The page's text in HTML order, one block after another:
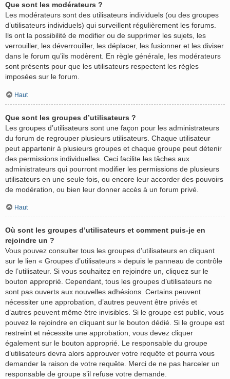
Que sont les modérateurs ?
Les modérateurs sont des utilisateurs individuels (ou des groupes
d’utilisateurs individuels) qui surveillent régulièrement les forums.
Ils ont la possibilité de modifier ou de supprimer les sujets, les
verrouiller, les déverrouiller, les déplacer, les fusionner et les diviser
dans le forum qu’ils modèrent. En règle générale, les modérateurs
sont présents pour que les utilisateurs respectent les règles
imposées sur le forum.
Haut
Que sont les groupes d’utilisateurs ?
Les groupes d’utilisateurs sont une façon pour les administrateurs
du forum de regrouper plusieurs utilisateurs. Chaque utilisateur
peut appartenir à plusieurs groupes et chaque groupe peut détenir
des permissions individuelles. Ceci facilite les tâches aux
administrateurs qui pourront modifier les permissions de plusieurs
utilisateurs en une seule fois, ou encore leur accorder des pouvoirs
de modération, ou bien leur donner accès à un forum privé.
Haut
Où sont les groupes d’utilisateurs et comment puis-je en
rejoindre un ?
Vous pouvez consulter tous les groupes d’utilisateurs en cliquant
sur le lien « Groupes d’utilisateurs » depuis le panneau de contrôle
de l’utilisateur. Si vous souhaitez en rejoindre un, cliquez sur le
bouton approprié. Cependant, tous les groupes d’utilisateurs ne
sont pas ouverts aux nouvelles adhésions. Certains peuvent
nécessiter une approbation, d’autres peuvent être privés et
d’autres peuvent même être invisibles. Si le groupe est public, vous
pouvez le rejoindre en cliquant sur le bouton dédié. Si le groupe est
restreint et nécessite une approbation, vous devez cliquer
également sur le bouton approprié. Le responsable du groupe
d’utilisateurs devra alors approuver votre requête et pourra vous
demander la raison de votre requête. Merci de ne pas harceler un
responsable de groupe s’il refuse votre demande.